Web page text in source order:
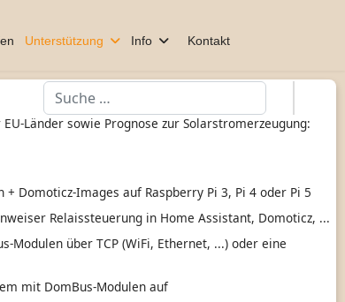
Unterstützung Info Kontakt
Suchen
Länder sowie Prognose zur Solarstromerzeugung:
Domoticz-Images auf Raspberry Pi 3, Pi 4 oder Pi 5
Relaissteuerung in Home Assistant, Domoticz, ...
Modulen über TCP (WiFi, Ethernet, ...) oder eine
mit DomBus-Modulen auf